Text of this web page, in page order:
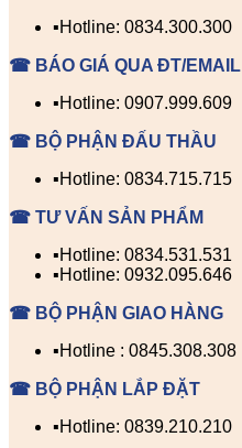
▪️Hotline: 0834.300.300
☎ BÁO GIÁ QUA ĐT/EMAIL
▪️Hotline: 0907.999.609
☎ BỘ PHẬN ĐẤU THẦU
▪️Hotline: 0834.715.715
☎ TƯ VẤN SẢN PHẨM
▪️Hotline: 0834.531.531
▪️Hotline: 0932.095.646
☎ BỘ PHẬN GIAO HÀNG
▪️Hotline : 0845.308.308
☎ BỘ PHẬN LẮP ĐẶT
▪️Hotline: 0839.210.210